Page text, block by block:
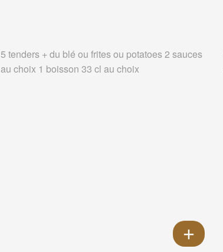
5 tenders + du blé ou frites ou potatoes 2 sauces
au choix 1 boisson 33 cl au choix